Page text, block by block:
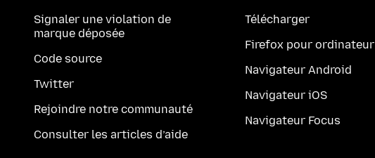
Signaler une violation de
marque déposée
Code source
Twitter
Rejoindre notre communauté
Consulter les articles d’aide
Télécharger
Firefox pour ordinateur
Navigateur Android
Navigateur iOS
Navigateur Focus